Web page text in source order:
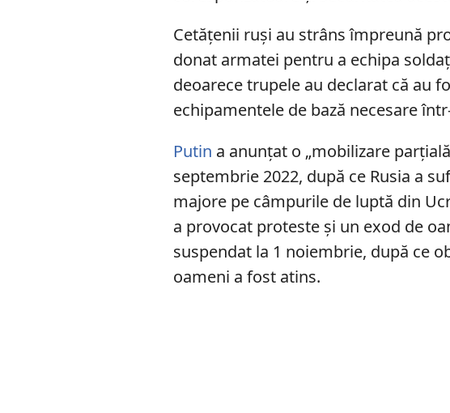
Cetățenii ruși au strâns împreună
donat armatei pentru a echipa
deoarece trupele au declarat că au
echipamentele de bază necesare
Putin a anunțat o „mobilizare
septembrie 2022, după ce Rusia a
majore pe câmpurile de luptă din
a provocat proteste și un exod de
suspendat la 1 noiembrie, după ce
oameni a fost atins.